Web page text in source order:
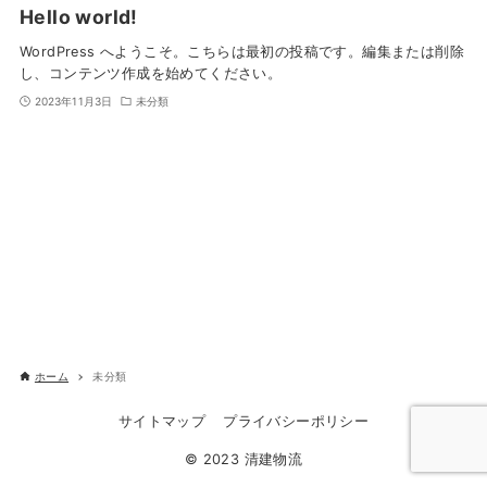
Hello world!
WordPress へようこそ。こちらは最初の投稿です。編集または削除
し、コンテンツ作成を始めてください。
2023年11月3日 未分類
ホーム 未分類
サイトマップ プライバシーポリシー
© 2023 清建物流